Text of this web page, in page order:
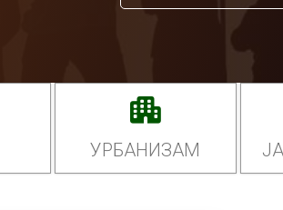
УРБАНИЗАМ